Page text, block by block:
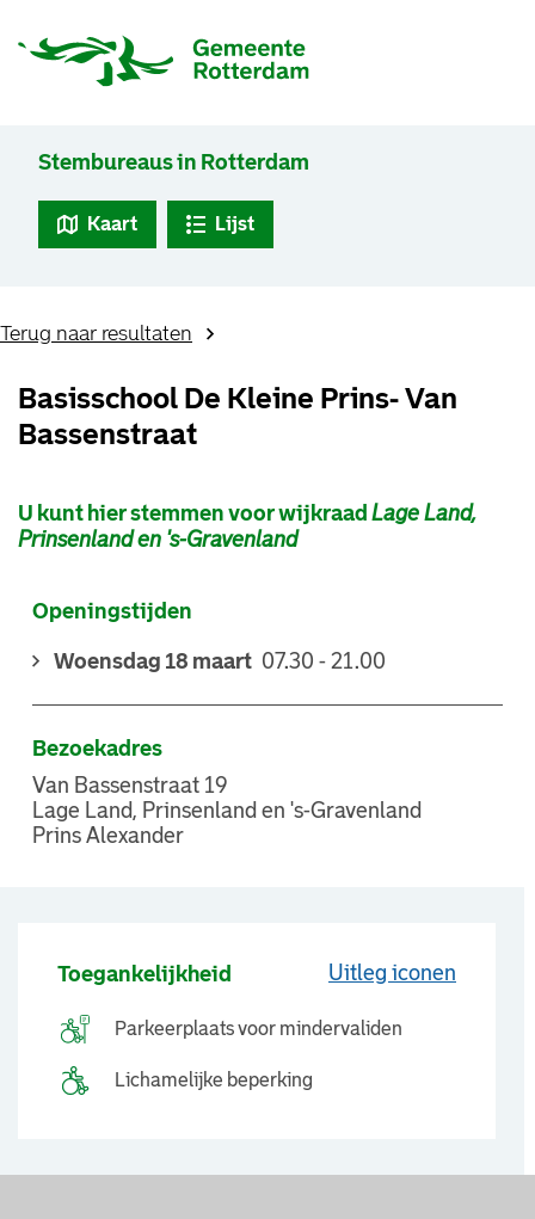
Stembureaus in Rotterdam
Kaart Lijst
Terug naar resultaten
Basisschool De Kleine Prins- Van
Bassenstraat
U kunt hier stemmen voor wijkraad Lage Land,
Prinsenland en 's-Gravenland
Openingstijden
Woensdag 18 maart 07.30 - 21.00
Bezoekadres
Van Bassenstraat 19
Lage Land, Prinsenland en 's-Gravenland
Prins Alexander
Toegankelijkheid Uitleg iconen
Parkeerplaats voor mindervaliden
Lichamelijke beperking